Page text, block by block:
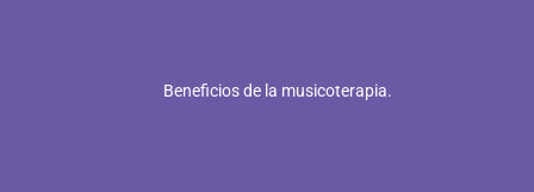
Beneficios de la musicoterapia.